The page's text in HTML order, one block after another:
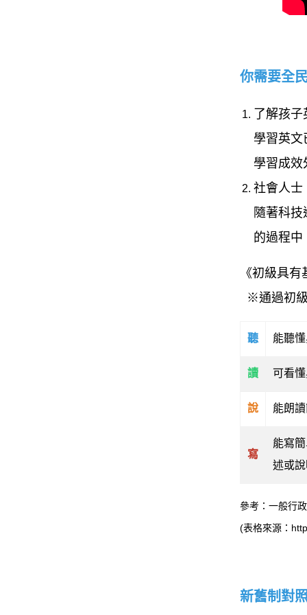
你需要全
了解孩子
學習英文
學習成效
社會人士
隨著科
的過程
《初級具
※通過初
聽 能聽
讀 可看
說 能朗
寫
能寫
述或
參考：一般行
(表格來源：
新舊制對